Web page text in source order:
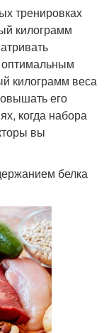
тренировках
килограмм
оптимальным
килограмм веса
его
когда набора
вы
белка